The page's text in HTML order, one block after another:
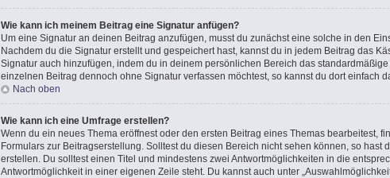
Wie kann ich meinem Beitrag eine Signatur anfügen?
Um eine Signatur an deinen Beitrag anzufügen, musst du zunächst eine solche in den
Nachdem du die Signatur erstellt und gespeichert hast, kannst du in jedem Beitrag das
Signatur auch hinzufügen, indem du in deinem persönlichen Bereich das
einzelnen Beitrag dennoch ohne Signatur verfassen möchtest, so kannst du dort einfach
Nach oben
Wie kann ich eine Umfrage erstellen?
Wenn du ein neues Thema eröffnest oder den ersten Beitrag eines Themas bearbeitest,
Formulars zur Beitragserstellung. Solltest du diesen Bereich nicht sehen können, so
erstellen. Du solltest einen Titel und mindestens zwei Antwortmöglichkeiten in die
Antwortmöglichkeit in einer eigenen Zeile steht. Du kannst auch unter